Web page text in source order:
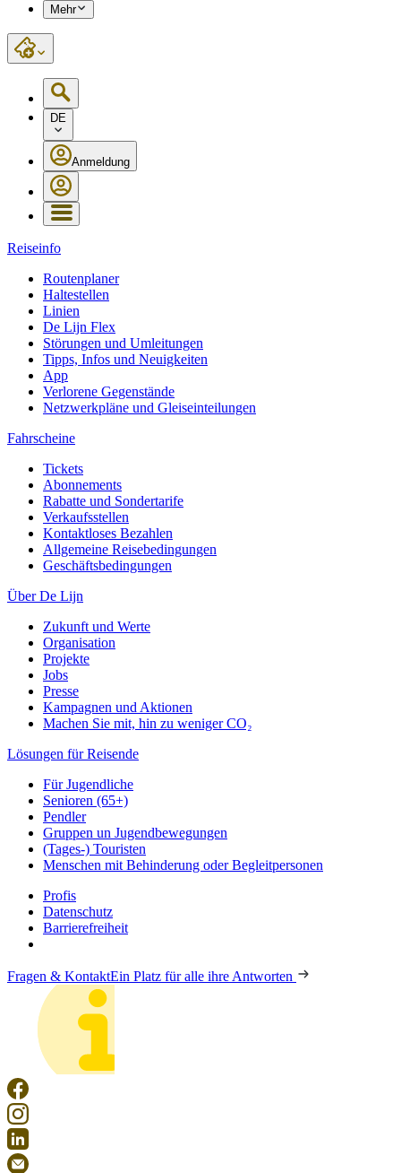
Mehr
DE
Anmeldung
Reiseinfo
Routenplaner
Haltestellen
Linien
De Lijn Flex
Störungen und Umleitungen
Tipps, Infos und Neuigkeiten
App
Verlorene Gegenstände
Netzwerkpläne und Gleiseinteilungen
Fahrscheine
Tickets
Abonnements
Rabatte und Sondertarife
Verkaufsstellen
Kontaktloses Bezahlen
Allgemeine Reisebedingungen
Geschäftsbedingungen
Über De Lijn
Zukunft und Werte
Organisation
Projekte
Jobs
Presse
Kampagnen und Aktionen
Machen Sie mit, hin zu weniger CO₂
Lösungen für Reisende
Für Jugendliche
Senioren (65+)
Pendler
Gruppen un Jugendbewegungen
(Tages-) Touristen
Menschen mit Behinderung oder Begleitpersonen
Profis
Datenschutz
Barrierefreiheit
Fragen & KontaktEin Platz für alle ihre Antworten